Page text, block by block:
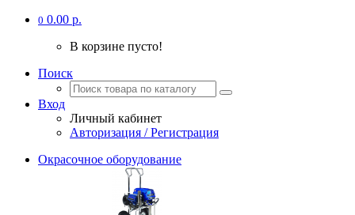
0 0.00 р.
В корзине пусто!
Поиск
Вход
Личный кабинет
Авторизация / Регистрация
Окрасочное оборудование